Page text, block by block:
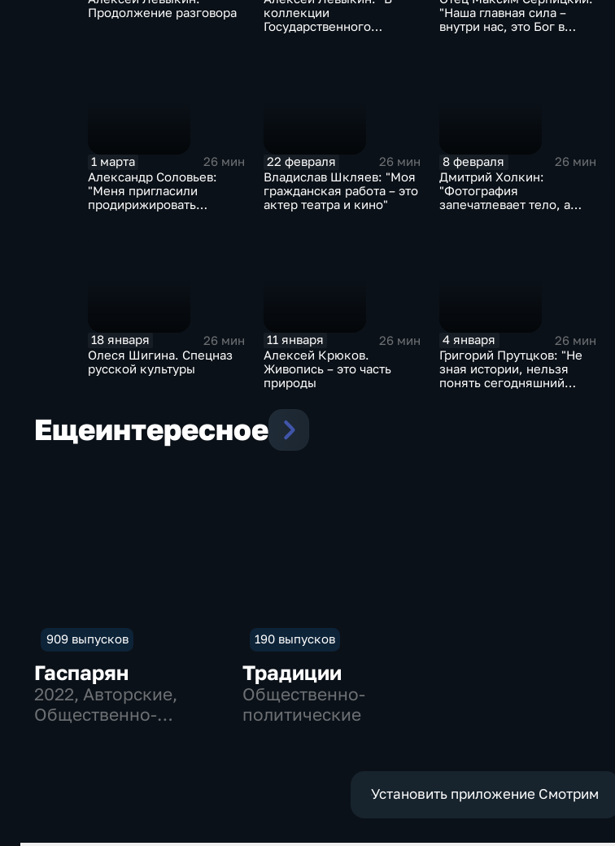
Продолжение разговора
коллекции
Государственного
"Наша главная сила –
внутри нас, это Бог в
1 марта
26 мин
Александр Соловьев:
"Меня пригласили
продирижировать
22 февраля
26 мин
Владислав Шкляев: "Моя
гражданская работа – это
актер театра и кино"
8 февраля
26 мин
Дмитрий Холкин:
"Фотография
запечатлевает тело, а
18 января
26 мин
Олеся Шигина. Спецназ
русской культуры
11 января
26 мин
Алексей Крюков.
Живопись – это часть
природы
4 января
26 мин
Григорий Прутцков: "Не
зная истории, нельзя
понять сегодняшний
Ещеинтересное
909 выпусков
Гаспарян
2022, Авторские,
Общественно-
190 выпусков
Традиции
Общественно-
политические
Установить приложение Смотрим